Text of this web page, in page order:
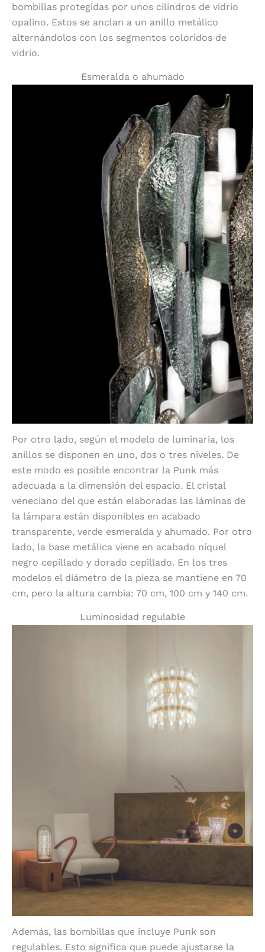
bombillas protegidas por unos cilindros de vidrio
opalino. Estos se anclan a un anillo metálico
alternándolos con los segmentos coloridos de
vidrio.
Esmeralda o ahumado
Por otro lado, según el modelo de luminaria, los
anillos se disponen en uno, dos o tres niveles. De
este modo es posible encontrar la Punk más
adecuada a la dimensión del espacio. El cristal
veneciano del que están elaboradas las láminas de
la lámpara están disponibles en acabado
transparente, verde esmeralda y ahumado. Por otro
lado, la base metálica viene en acabado níquel
negro cepillado y dorado cepillado. En los tres
modelos el diámetro de la pieza se mantiene en 70
cm, pero la altura cambia: 70 cm, 100 cm y 140 cm.
Luminosidad regulable
Además, las bombillas que incluye Punk son
regulables. Esto significa que puede ajustarse la